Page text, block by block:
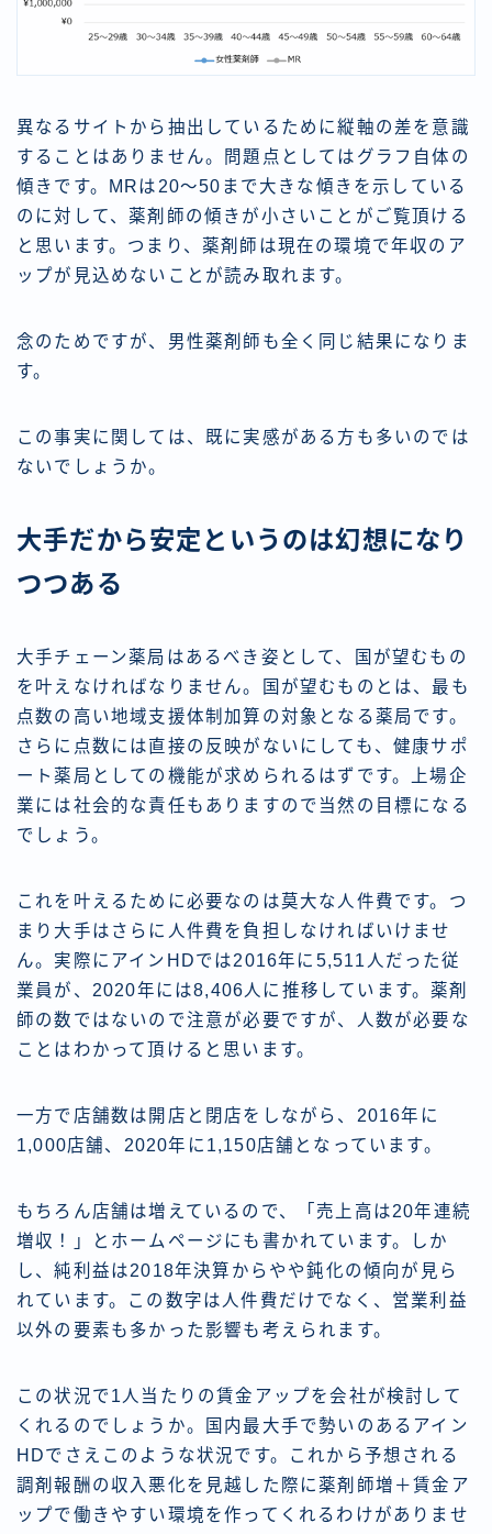
異なるサイトから抽出しているために縦軸の差を意識
することはありません。問題点としてはグラフ自体の
傾きです。MRは20～50まで大きな傾きを示している
のに対して、薬剤師の傾きが小さいことがご覧頂ける
と思います。つまり、薬剤師は現在の環境で年収のア
ップが見込めないことが読み取れます。
念のためですが、男性薬剤師も全く同じ結果になりま
す。
この事実に関しては、既に実感がある方も多いのでは
ないでしょうか。
大手だから安定というのは幻想になり
つつある
大手チェーン薬局はあるべき姿として、国が望むもの
を叶えなければなりません。国が望むものとは、最も
点数の高い地域支援体制加算の対象となる薬局です。
さらに点数には直接の反映がないにしても、健康サポ
ート薬局としての機能が求められるはずです。上場企
業には社会的な責任もありますので当然の目標になる
でしょう。
これを叶えるために必要なのは莫大な人件費です。つ
まり大手はさらに人件費を負担しなければいけませ
ん。実際にアインHDでは2016年に5,511人だった従
業員が、2020年には8,406人に推移しています。薬剤
師の数ではないので注意が必要ですが、人数が必要な
ことはわかって頂けると思います。
一方で店舗数は開店と閉店をしながら、2016年に
1,000店舗、2020年に1,150店舗となっています。
もちろん店舗は増えているので、「売上高は20年連続
増収！」とホームページにも書かれています。しか
し、純利益は2018年決算からやや鈍化の傾向が見ら
れています。この数字は人件費だけでなく、営業利益
以外の要素も多かった影響も考えられます。
この状況で1人当たりの賃金アップを会社が検討して
くれるのでしょうか。国内最大手で勢いのあるアイン
HDでさえこのような状況です。これから予想される
調剤報酬の収入悪化を見越した際に薬剤師増＋賃金ア
ップで働きやすい環境を作ってくれるわけがありませ